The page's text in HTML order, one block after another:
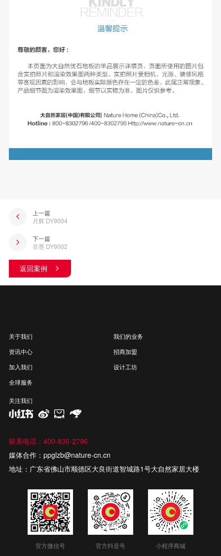
上一篇
月辉 DY9004
返回案例
下一篇
非墨 DY9002
关于我们
我们的业务
资讯中心
招商加盟
加入我们
设计工坊
全球服务
关注我们
联系电话：400-830-2796
媒体合作：ppglzb@nature-cn.cn
地址：广东省佛山市顺德区大良街道智城路1号大自然家居大楼
官方微信号 官方抖音号 小程序商城